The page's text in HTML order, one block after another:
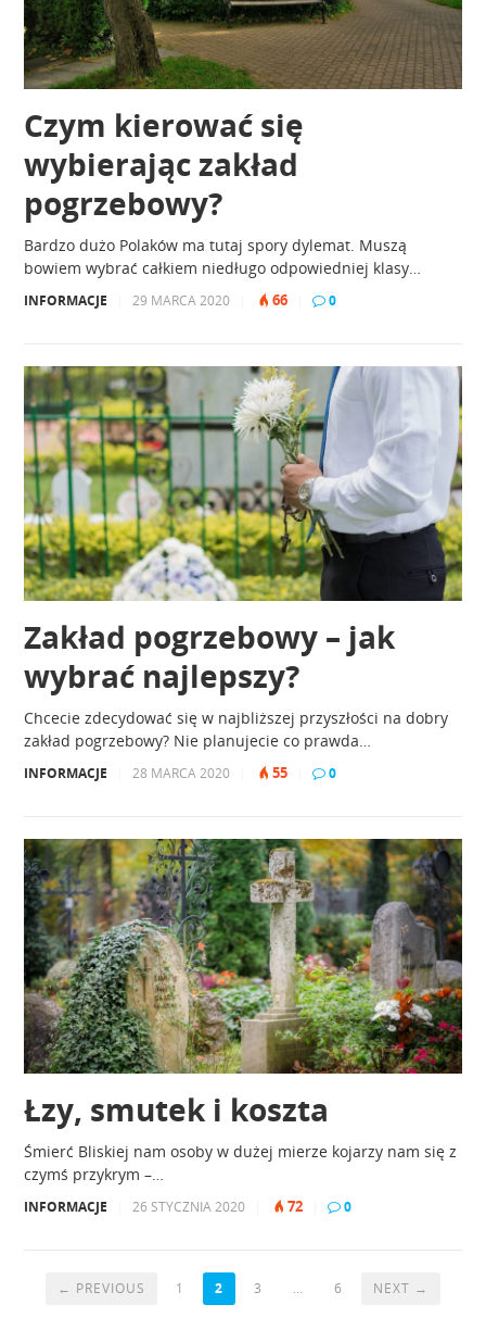
Czym kierować się
wybierając zakład
pogrzebowy?
Bardzo dużo Polaków ma tutaj spory dylemat. Muszą
bowiem wybrać całkiem niedługo odpowiedniej klasy…
INFORMACJE 29 MARCA 2020 66 0
Zakład pogrzebowy – jak
wybrać najlepszy?
Chcecie zdecydować się w najbliższej przyszłości na dobry
zakład pogrzebowy? Nie planujecie co prawda…
INFORMACJE 28 MARCA 2020 55 0
Łzy, smutek i koszta
Śmierć Bliskiej nam osoby w dużej mierze kojarzy nam się z
czymś przykrym –…
INFORMACJE 26 STYCZNIA 2020 72 0
← PREVIOUS 1 2 3 … 6 NEXT →